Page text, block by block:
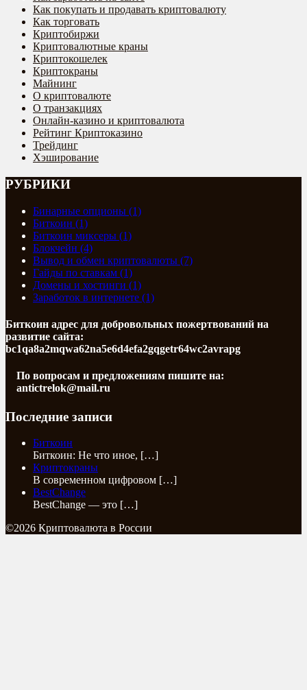
Как покупать и продавать криптовалюту
Как торговать
Криптобиржи
Криптовалютные краны
Криптокошелек
Криптокраны
Майнинг
О криптовалюте
О транзакциях
Онлайн-казино и криптовалюта
Рейтинг Криптоказино
Трейдинг
Хэширование
РУБРИКИ
Бинарные опционы (1)
Биткоин (1)
Биткоин миксеры (1)
Блокчейн (4)
Вывод и обмен криптовалюты (7)
Гайды по ставкам (1)
Домены и хостинги (1)
Заработок в интернете (1)
Биткоин адрес для добровольных пожертвований на
развитие сайта:
bc1qa8a2mqwa62na5e6d4efa2gqgetr64wc2avrapg
По вопросам и предложениям пишите на:
antictrelok@mail.ru
Последние записи
Биткоин
Биткоин: Не что иное, […]
Криптокраны
В современном цифровом […]
BestChange
BestChange — это […]
©2026 Криптовалюта в России